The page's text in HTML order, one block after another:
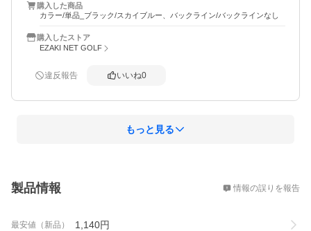
購入した商品
カラー/単品_ブラック/スカイブルー、バックライン/バックラインなし
購入したストア
EZAKI NET GOLF
違反報告 いいね0
もっと見る
製品情報 情報の誤りを報告
最安値（新品） 1,140円